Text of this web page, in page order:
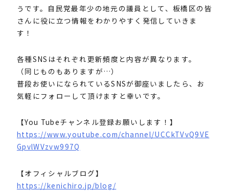
うです。自民党最年少の地元の議員として、板橋区の皆
さんに役に立つ情報をわかりやすく発信していきま
す！
各種SNSはそれぞれ更新頻度と内容が異なります。
（同じものもありますが…）
普段お使いになられているSNSが御座いましたら、お
気軽にフォローして頂けますと幸いです。
【You Tubeチャンネル登録お願いします！】
https://www.youtube.com/channel/UCCkTVvQ9VE
GpvlWVzvw997Q
【オフィシャルブログ】
https://kenichiro.jp/blog/